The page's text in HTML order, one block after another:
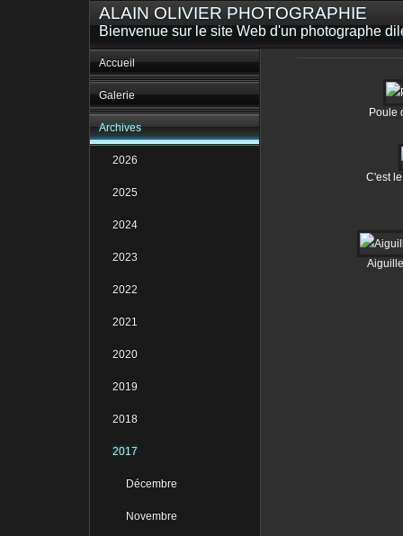
ALAIN OLIVIER PHOTOGRAPHIE
Bienvenue sur le site Web d'un photographe
Accueil
Galerie
Archives
2026
2025
2024
2023
2022
2021
2020
2019
2018
2017
Décembre
Novembre
Poule
C'est